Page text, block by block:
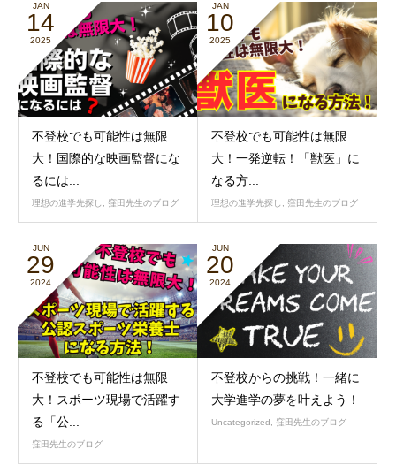
JAN
14
2025
不登校でも可能性は無限
大！国際的な映画監督にな
るには...
理想の進学先探し 窪田先生のブログ
JAN
10
2025
不登校でも可能性は無限
大！一発逆転！「獣医」に
なる方...
理想の進学先探し 窪田先生のブログ
JUN
29
2024
不登校でも可能性は無限
大！スポーツ現場で活躍す
る「公...
窪田先生のブログ
JUN
20
2024
不登校からの挑戦！一緒に
大学進学の夢を叶えよう！
Uncategorized 窪田先生のブログ